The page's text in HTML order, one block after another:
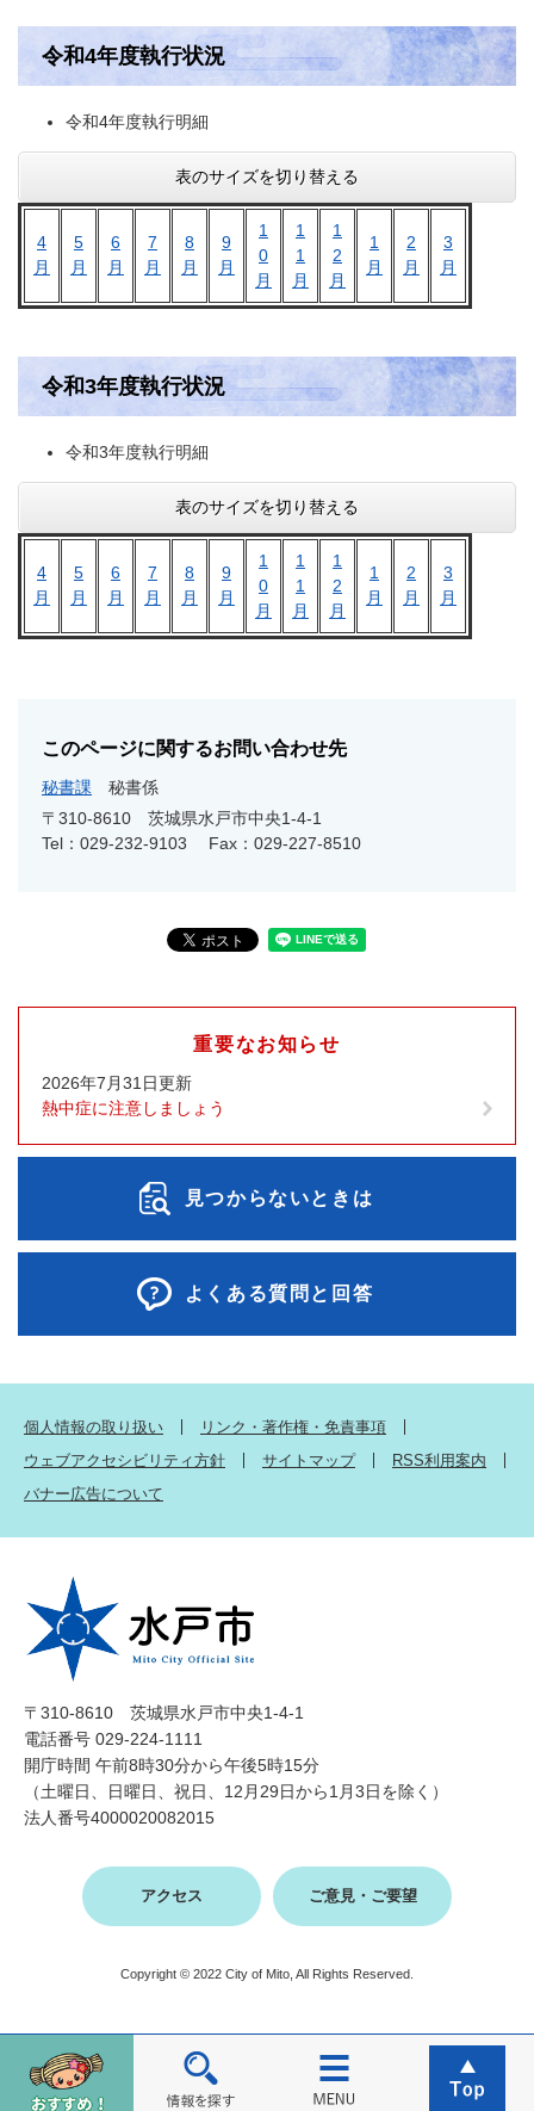
令和4年度執行状況
令和4年度執行明細
表のサイズを切り替える
4
月
5
月
6
月
7
月
8
月
9
月
1
0
月
1
1
月
1
2
月
1
月
2
月
3
月
令和3年度執行状況
令和3年度執行明細
表のサイズを切り替える
4
月
5
月
6
月
7
月
8
月
9
月
1
0
月
1
1
月
1
2
月
1
月
2
月
3
月
このページに関するお問い合わせ先
秘書課
秘書係
〒310-8610
茨城県水戸市中央1-4-1
Tel：029-232-9103
Fax：029-227-8510
重要なお知らせ
2026年7月31日更新
熱中症に注意しましょう
見つからないときは
よくある質問と回答
個人情報の取り扱い
リンク・著作権・免責事項
ウェブアクセシビリティ方針
サイトマップ
RSS利用案内
バナー広告について
〒310-8610 茨城県水戸市中央1-4-1
電話番号 029-224-1111
開庁時間 午前8時30分から午後5時15分
（土曜日、日曜日、祝日、12月29日から1月3日を除く）
法人番号4000020082015
アクセス ご意見・ご要望
Copyright © 2022 City of Mito, All Rights Reserved.